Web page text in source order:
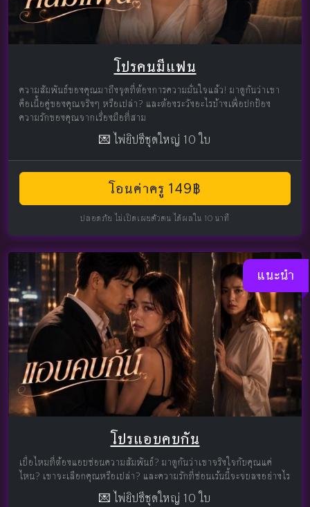
โปรคนมีแฟน
ความสัมพันธ์ของคุณมาถึงจุดที่ต้องการความมั่นใจแล้ว! มาดูกันว่าเขา
คือเนื้อคู่ของคุณจริงๆ หรือเปล่า? และต้องระวังอะไรบ้างเพื่อปกป้อง
ความรักของคุณจากเรื่องมือที่สาม
💌 ไพ่ยิปซีชุดใหญ่ 10 ใบ
โอนค่าครู 149฿
ปลอดภัย ไม่เปิดเผยตัวตน ได้ผลใน 10 นาที
แนะนำ
โปรแอบคบกัน
เบื่อไหมที่ต้องแอบซ่อนความสัมพันธ์? มาดูกันว่าเขาจริงใจกับคุณแค่
ไหน? เขาจะเลือกคุณหรือเปล่า? และความรักที่ซ่อนเร้นนี้จะจบลงอย่างไร
💌 ไพ่ยิปซีชุดใหญ่ 10 ใบ